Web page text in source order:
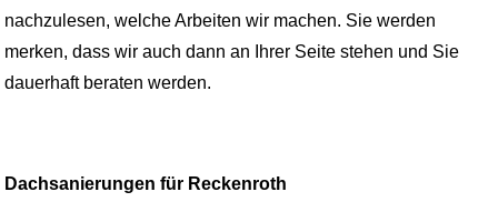
nachzulesen, welche Arbeiten wir machen. Sie werden
merken, dass wir auch dann an Ihrer Seite stehen und Sie
dauerhaft beraten werden.
Dachsanierungen für Reckenroth